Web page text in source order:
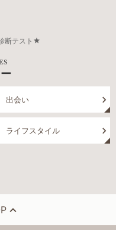
断テスト
出会い
ライフスタイル